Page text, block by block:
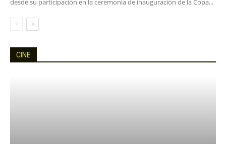
desde su participación en la ceremonia de inauguración de la Copa...
CINE